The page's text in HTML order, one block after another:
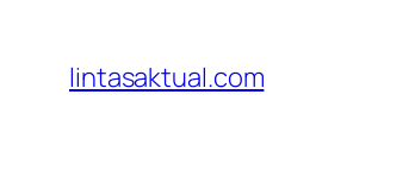
konten
lintasaktual.com